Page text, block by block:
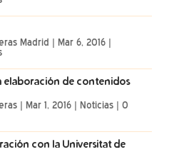
Madrid | Mar 6, 2016|
elaboración de contenidos
| Mar 1, 2016| Noticias| 0
con la Universitat de